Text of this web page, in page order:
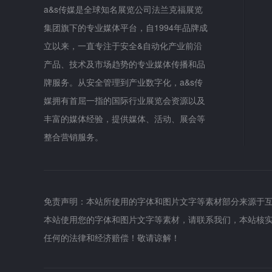
a&s传媒是全球知名展览公司法兰克福展览
集团旗下的专业媒体平台，自1994年品牌成
立以来，一直专注于安全&自动化产业前沿
产品、技术及市场趋势的专业媒体传播和品
牌服务。从安全管理到产业数字化，a&s传
媒拥有首屈一指的国际行业展览会资源以及
丰富的媒体经验，提供媒体、活动、展会等
整合营销服务。
免责声明：本站所使用的字体和图片文字等素材部分来源
本站使用您的字体和图片文字等素材，请联系我们，本站
任何的法律和经济赔偿！敬请谅解！